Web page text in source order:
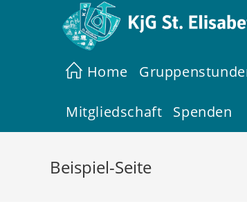
Home
Mitgliedschaft Spenden
Beispiel-Seite